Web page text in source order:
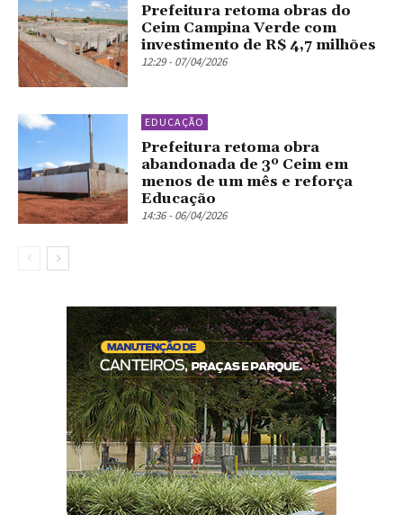
Prefeitura retoma obras do
Ceim Campina Verde com
investimento de R$ 4,7 milhões
12:29 - 07/04/2026
EDUCAÇÃO
Prefeitura retoma obra
abandonada de 3º Ceim em
menos de um mês e reforça
Educação
14:36 - 06/04/2026